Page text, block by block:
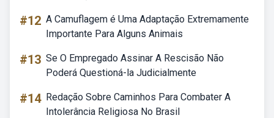
#12 A Camuflagem é Uma Adaptação Extremamente
Importante Para Alguns Animais
#13 Se O Empregado Assinar A Rescisão Não
Poderá Questioná-la Judicialmente
#14 Redação Sobre Caminhos Para Combater A
Intolerância Religiosa No Brasil